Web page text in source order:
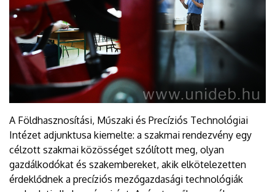
A Földhasznosítási, Műszaki és Precíziós Technológiai
Intézet adjunktusa kiemelte: a szakmai rendezvény egy
célzott szakmai közösséget szólított meg, olyan
gazdálkodókat és szakembereket, akik elkötelezetten
érdeklődnek a precíziós mezőgazdasági technológiák